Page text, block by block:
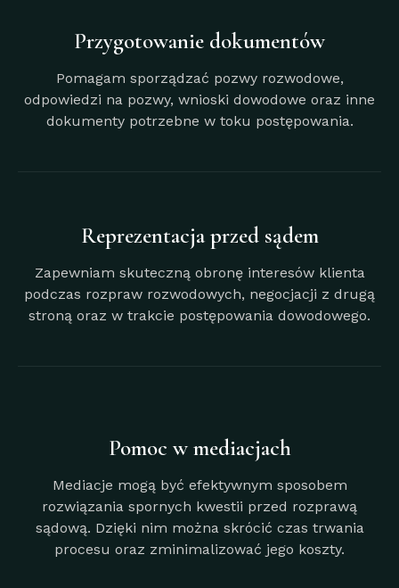
Przygotowanie dokumentów
Pomagam sporządzać pozwy rozwodowe,
odpowiedzi na pozwy, wnioski dowodowe oraz inne
dokumenty potrzebne w toku postępowania.
Reprezentacja przed sądem
Zapewniam skuteczną obronę interesów klienta
podczas rozpraw rozwodowych, negocjacji z drugą
stroną oraz w trakcie postępowania dowodowego.
Pomoc w mediacjach
Mediacje mogą być efektywnym sposobem
rozwiązania spornych kwestii przed rozprawą
sądową. Dzięki nim można skrócić czas trwania
procesu oraz zminimalizować jego koszty.